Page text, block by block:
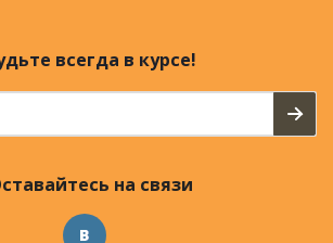
всегда в курсе!
на связи